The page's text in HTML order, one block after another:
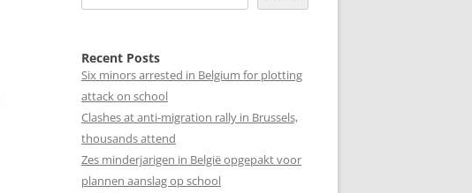
Recent Posts
Six minors arrested in Belgium for plotting
attack on school
Clashes at anti-migration rally in Brussels,
thousands attend
Zes minderjarigen in België opgepakt voor
plannen aanslag op school